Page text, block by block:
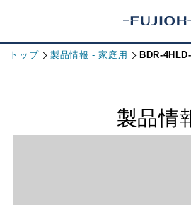
トップ 製品情報 - 家庭用 BDR-
製品情